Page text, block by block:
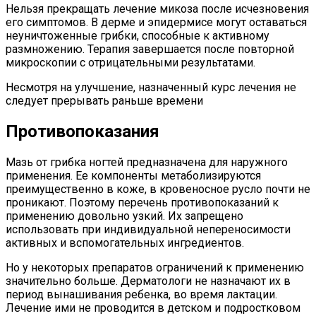
Нельзя прекращать лечение микоза после исчезновения
его симптомов. В дерме и эпидермисе могут оставаться
неуничтоженные грибки, способные к активному
размножению. Терапия завершается после повторной
микроскопии с отрицательными результатами.
Несмотря на улучшение, назначенный курс лечения не
следует прерывать раньше времени
Противопоказания
Мазь от грибка ногтей предназначена для наружного
применения. Ее компоненты метаболизируются
преимущественно в коже, в кровеносное русло почти не
проникают. Поэтому перечень противопоказаний к
применению довольно узкий. Их запрещено
использовать при индивидуальной непереносимости
активных и вспомогательных ингредиентов.
Но у некоторых препаратов ограничений к применению
значительно больше. Дерматологи не назначают их в
период вынашивания ребенка, во время лактации.
Лечение ими не проводится в детском и подростковом